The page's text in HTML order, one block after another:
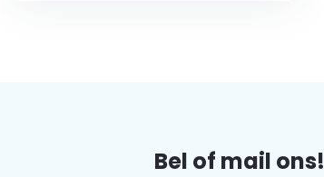
Bel of mail ons!